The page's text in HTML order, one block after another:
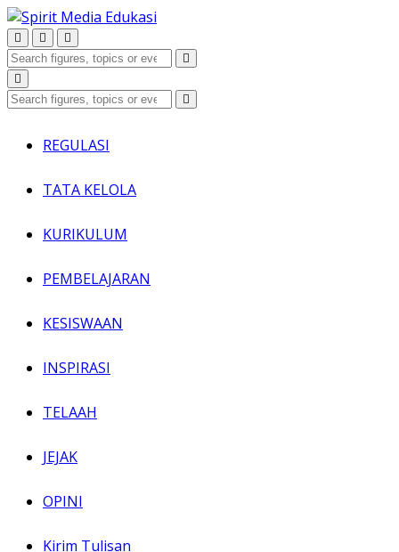
REGULASI
TATA KELOLA
KURIKULUM
PEMBELAJARAN
KESISWAAN
INSPIRASI
TELAAH
JEJAK
OPINI
Kirim Tulisan